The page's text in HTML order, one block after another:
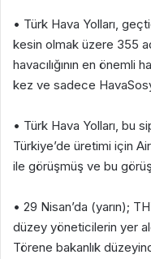
• Türk Hava Yolları,
kesin olmak üzere 355
havacılığının en önemli
kez ve sadece
• Türk Hava Yolları, bu
Türkiye’de üretimi için
ile görüşmüş ve bu
• 29 Nisan’da (yarın);
düzey yöneticilerin yer
Törene bakanlık